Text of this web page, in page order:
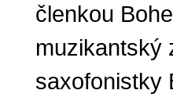
členkou
muzikantský
saxofonistky